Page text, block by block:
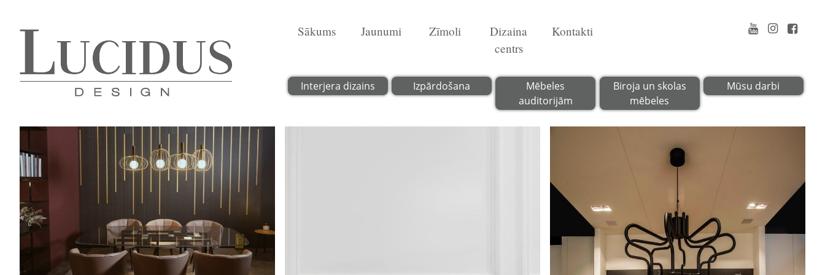
Sākums Jaunumi Zīmoli
Dizaina
centrs
Kontakti
Interjera dizains Izpārdošana
Mēbeles
auditorijām
Biroja un skolas
mēbeles
Mūsu darbi